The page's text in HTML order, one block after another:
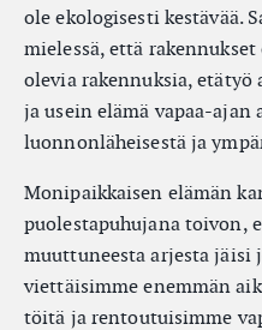
ole ekologisesti kestävää.
mielessä, että
olevia rakennuksia,
ja usein elämä vapaa-ajan
luonnonläheisestä ja
Monipaikkaisen elämän
puolestapuhujana toivon,
muuttuneesta arjesta jäisi
viettäisimme enemmän
töitä ja rentoutuisimme